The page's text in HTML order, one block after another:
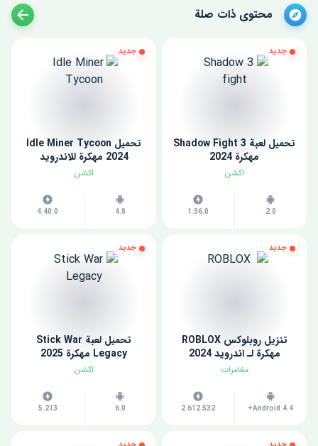
محتوى ذات صلة
جديد
تحميل لعبة Shadow Fight 3
مهكرة 2024
اكشن
2.0
1.36.0
جديد
تحميل Idle Miner Tycoon
2024 مهكرة للاندرويد
اكشن
4.0
4.40.0
جديد
تنزيل روبلوكس ROBLOX
مهكرة لـ اندرويد 2024
مغامرات
Android 4.4+
2.612.532
جديد
تحميل لعبة Stick War
Legacy مهكرة 2025
اكشن
6.0
5.213